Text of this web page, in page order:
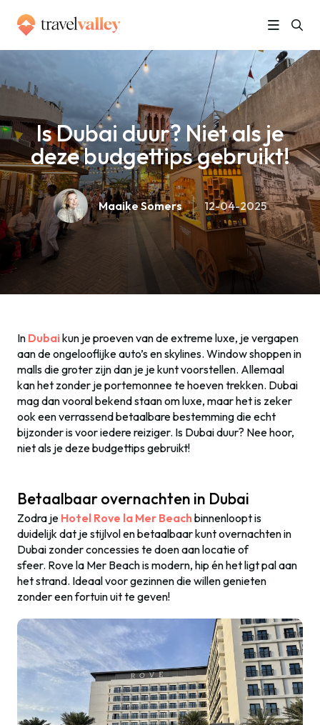
Is Dubai duur? Niet als je
deze budgettips gebruikt!
Maaike Somers 12-04-2025
In Dubai kun je proeven van de extreme luxe, je vergapen
aan de ongelooflijke auto’s en skylines. Window shoppen in
malls die groter zijn dan je je kunt voorstellen. Allemaal
kan het zonder je portemonnee te hoeven trekken. Dubai
mag dan vooral bekend staan om luxe, maar het is zeker
ook een verrassend betaalbare bestemming die echt
bijzonder is voor iedere reiziger. Is Dubai duur? Nee hoor,
niet als je deze budgettips gebruikt!
Betaalbaar overnachten in Dubai
Zodra je Hotel Rove la Mer Beach binnenloopt is
duidelijk dat je stijlvol en betaalbaar kunt overnachten in
Dubai zonder concessies te doen aan locatie of
sfeer. Rove la Mer Beach is modern, hip én het ligt pal aan
het strand. Ideaal voor gezinnen die willen genieten
zonder een fortuin uit te geven!